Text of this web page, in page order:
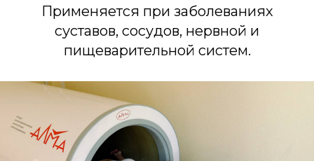
Применяется при заболеваниях
суставов, сосудов, нервной и
пищеварительной систем.